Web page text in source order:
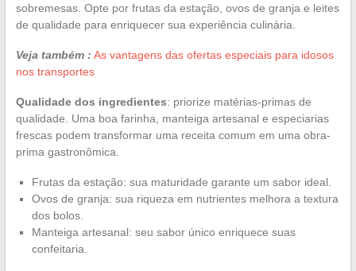
sobremesas. Opte por frutas da estação, ovos de granja e leites
de qualidade para enriquecer sua experiência culinária.
Veja também : As vantagens das ofertas especiais para idosos
nos transportes
Qualidade dos ingredientes: priorize matérias-primas de
qualidade. Uma boa farinha, manteiga artesanal e especiarias
frescas podem transformar uma receita comum em uma obra-
prima gastronômica.
Frutas da estação: sua maturidade garante um sabor ideal.
Ovos de granja: sua riqueza em nutrientes melhora a textura
dos bolos.
Manteiga artesanal: seu sabor único enriquece suas
confeitaria.